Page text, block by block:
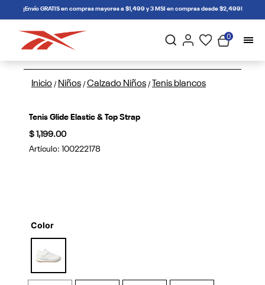
connectif¡Envío GRATIS en compras mayores a $1,499 y 3 MSI en compras desde $2,499!
0
Inicio / Niños / Calzado Niños / Tenis blancos
Tenis Glide Elastic & Top Strap
$ 1,199.00
Artículo: 100222178
Color
selected